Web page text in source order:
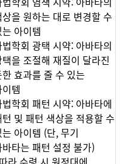
상을 원하는 대로 변경할 수
는 아이템
법학회 광택 시약: 아바타의
을 조절해 재질이 달라진
효과를 줄 수 있는
템
법학회 패턴 시약: 아바타에
및 패턴 색상을 적용할 수
는 아이템 (단, 무기
바타는 패턴 설정 불가)